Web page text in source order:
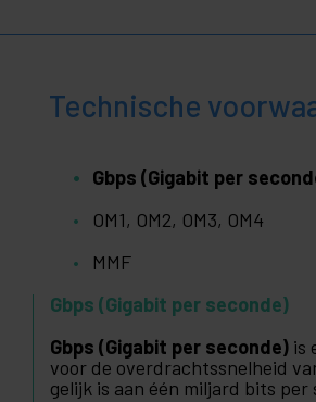
Technische
Gbps (Gigabit per
OM1, OM2, OM3, OM4
MMF
Gbps (Gigabit per seconde)
Gbps (Gigabit per seconde) is
voor de overdrachtssnelheid
gelijk is aan één miljard bits per